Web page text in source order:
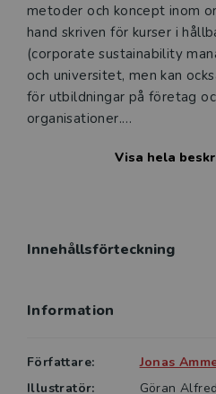
metoder och koncept inom
hand skriven för kurser i
(corporate sustainability
och universitet, men kan
för utbildningar på företag
organisationer.
Boken är uppdelad i tre
presenteras. Därefter följer
systemen (miljöekonomi)
Den andra delen behandlar
Visa hela
Innehållsförteckning
Information
Författare:
Jonas
Illustratör:
Göran Alfred